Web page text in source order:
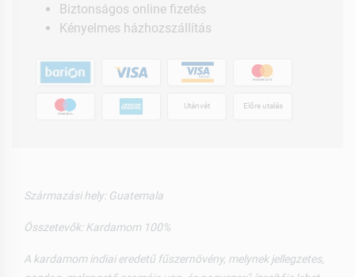
Biztonságos online fizetés
Kényelmes házhozszállítás
Utánvét Előre utalás
Származási hely: Guatemala
Összetevők: Kardamom 100%
A kardamom indiai eredetű fűszernövény, melynek jellegzetes,